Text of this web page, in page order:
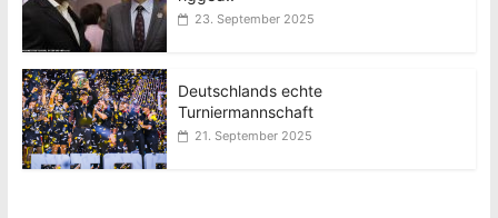
23. September 2025
Deutschlands echte
Turniermannschaft
21. September 2025